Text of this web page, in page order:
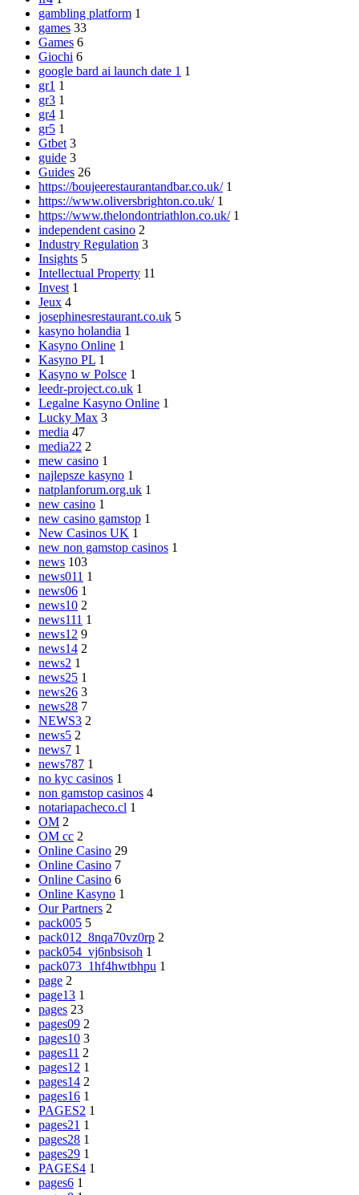
gambling platform 1
games 33
Games 6
Giochi 6
google bard ai launch date 1 1
gr1 1
gr3 1
gr4 1
gr5 1
Gtbet 3
guide 3
Guides 26
https://boujeerestaurantandbar.co.uk/ 1
https://www.oliversbrighton.co.uk/ 1
https://www.thelondontriathlon.co.uk/ 1
independent casino 2
Industry Regulation 3
Insights 5
Intellectual Property 11
Invest 1
Jeux 4
josephinesrestaurant.co.uk 5
kasyno holandia 1
Kasyno Online 1
Kasyno PL 1
Kasyno w Polsce 1
leedr-project.co.uk 1
Legalne Kasyno Online 1
Lucky Max 3
media 47
media22 2
mew casino 1
najlepsze kasyno 1
natplanforum.org.uk 1
new casino 1
new casino gamstop 1
New Casinos UK 1
new non gamstop casinos 1
news 103
news011 1
news06 1
news10 2
news111 1
news12 9
news14 2
news2 1
news25 1
news26 3
news28 7
NEWS3 2
news5 2
news7 1
news787 1
no kyc casinos 1
non gamstop casinos 4
notariapacheco.cl 1
OM 2
OM cc 2
Online Casino 29
Online Casino 7
Online Casino 6
Online Kasyno 1
Our Partners 2
pack005 5
pack012_8nqa70vz0rp 2
pack054_vj6nbsisoh 1
pack073_1hf4hwtbhpu 1
page 2
page13 1
pages 23
pages09 2
pages10 3
pages11 2
pages12 1
pages14 2
pages16 1
PAGES2 1
pages21 1
pages28 1
pages29 1
PAGES4 1
pages6 1